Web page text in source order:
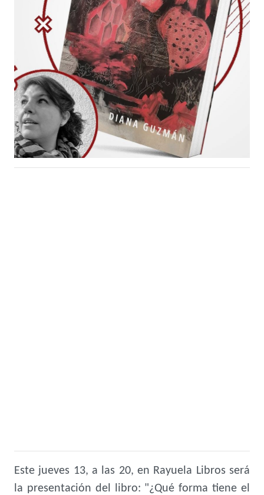
Este jueves 13, a las 20, en Rayuela Libros será
la presentación del libro: "¿Qué forma tiene el